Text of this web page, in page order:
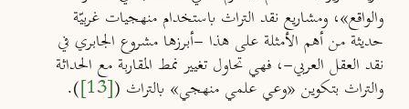
والواقع»، ومشاريع نقد التراث باستخدام منهجيات غربيّة
حديثة من أهم الأمثلة على هذا -أبرزها مشروع الجابري في
نقد العقل العربي-، فهي تحاول تغيير نمط المقاربة مع الحداثة
والتراث بتكوين «وعي علمي منهجي» بالتراث ([13]
).